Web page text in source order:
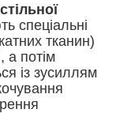
спеціальні
тканин)
а потім
із зусиллям